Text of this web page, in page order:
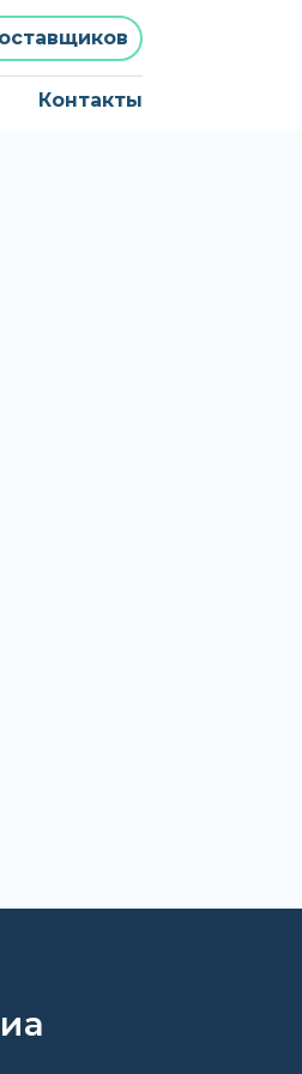
Контакты